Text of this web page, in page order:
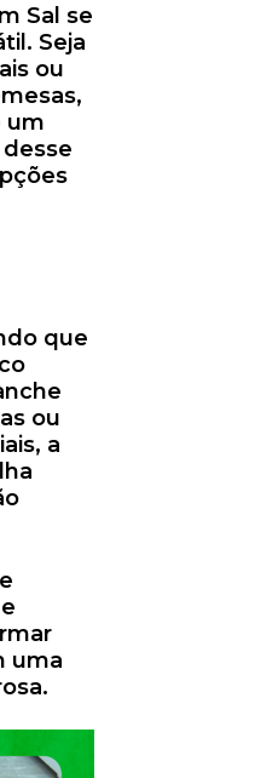
Sal se
Seja
ou
um
que
ou
a
uma